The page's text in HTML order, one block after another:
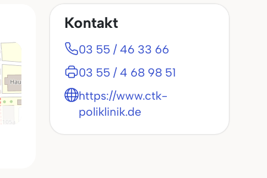
Kontakt
03 55 / 46 33 66
03 55 / 4 68 98 51
https://www.ctk-
poliklinik.de